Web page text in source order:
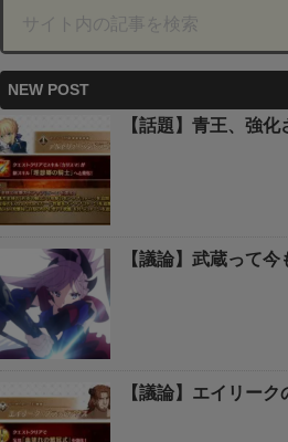
NEW POST
【話題】青王、強
【議論】武蔵って
【議論】エイリー